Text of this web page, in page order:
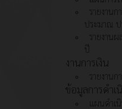
รายงาน
ประมาณ
รายงาน
ปี
งานการเงิน
รายงาน
ข้อมูลการดำเ
แผนดำเ